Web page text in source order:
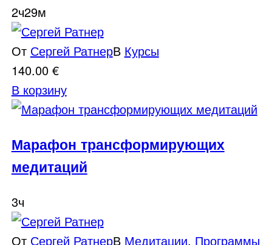
2ч29м
От Сергей РатнерВ Курсы
140.00 €
В корзину
Марафон трансформирующих
медитаций
3ч
От Сергей РатнерВ Медитации, Программы